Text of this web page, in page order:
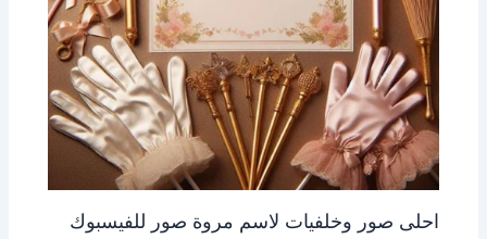
احلى صور وخلفيات لاسم مروة صور للفيسبوك